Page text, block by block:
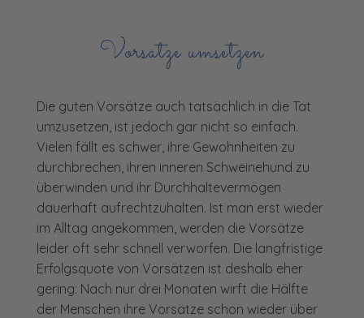
Vorsätze umsetzen
Die guten Vorsätze auch tatsächlich in die Tat
umzusetzen, ist jedoch gar nicht so einfach.
Vielen fällt es schwer, ihre Gewohnheiten zu
durchbrechen, ihren inneren Schweinehund zu
überwinden und ihr Durchhaltevermögen
dauerhaft aufrechtzuhalten. Ist man erst wieder
im Alltag angekommen, werden die Vorsätze
leider oft sehr schnell verworfen. Die langfristige
Erfolgsquote von Vorsätzen ist deshalb eher
gering: Nach nur drei Monaten wirft die Hälfte
der Menschen ihre Vorsätze schon wieder über